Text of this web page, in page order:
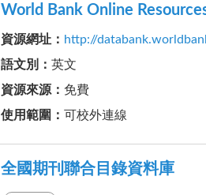
World Bank Online
資源網址 ： http://
語文別
： 英文
資源來源 ： 免費
使用範圍 ： 可校外連線
全國期刊聯合目錄資料庫